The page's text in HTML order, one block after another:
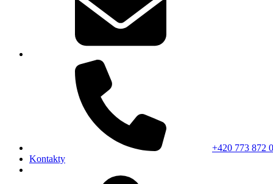
+420 773 872
Kontakty